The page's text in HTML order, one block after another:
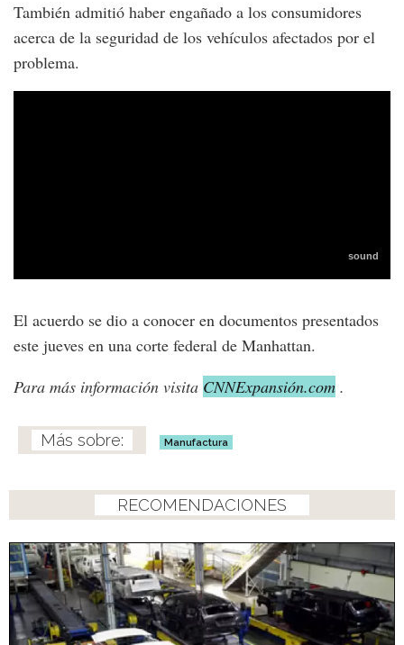
También admitió haber engañado a los consumidores
acerca de la seguridad de los vehículos afectados por el
problema.
El acuerdo se dio a conocer en documentos presentados
este jueves en una corte federal de Manhattan.
Para más información visita CNNExpansión.com .
Manufactura
RECOMENDACIONES